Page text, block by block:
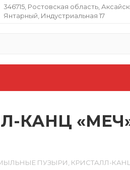
346715, Ростовская область​,
Янтарный, Индустриальная 17
ПУЗЫРИ, КРИСТАЛЛ-КАНЦ